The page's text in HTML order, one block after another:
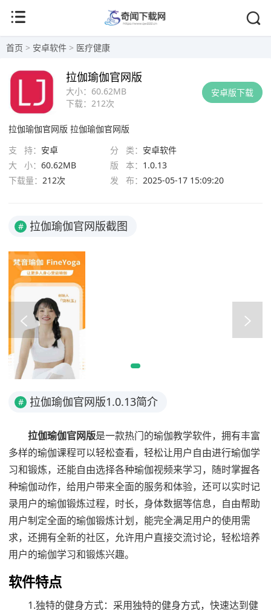
首页 > 安卓软件 > 医疗健康
安卓版下载
大小： 60.62MB
下载： 212次
拉伽瑜伽官网版
拉伽瑜伽官网版 拉伽瑜伽官网版
支 持： 安卓 分 类： 安卓软件
大 小： 60.62MB 版 本： 1.0.13
下载量： 212次 发 布： 2025-05-17 15:09:20
# 拉伽瑜伽官网版截图
# 拉伽瑜伽官网版1.0.13简介
拉伽瑜伽官网版是一款热门的瑜伽教学软件，拥有丰富
多样的瑜伽课程可以轻松查看，轻松让用户自由进行瑜伽学
习和锻炼，还能自由选择各种瑜伽视频来学习，随时掌握各
种瑜伽动作，给用户带来全面的服务和体验，还可以实时记
录用户的瑜伽锻炼过程，时长，身体数据等信息，自由帮助
用户制定全面的瑜伽锻炼计划，能完全满足用户的使用需
求，还拥有全新的社区，允许用户直接交流讨论，轻松培养
用户的瑜伽学习和锻炼兴趣。
软件特点
1.独特的健身方式：采用独特的健身方式，快速达到健